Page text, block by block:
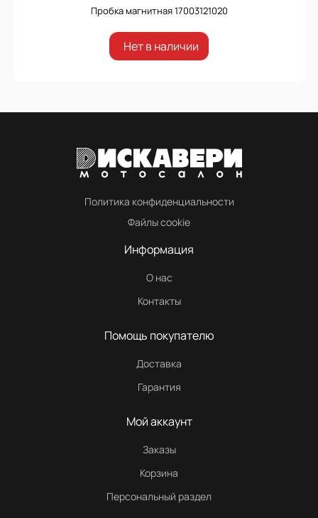
Пробка магнитная 17003121020
Нет в наличии
Политика конфиденциальности
Файлы cookie
Информация
О нас
Контакты
Помощь покупателю
Доставка
Гарантия
Мой аккаунт
Заказы
Корзина
Персональный раздел